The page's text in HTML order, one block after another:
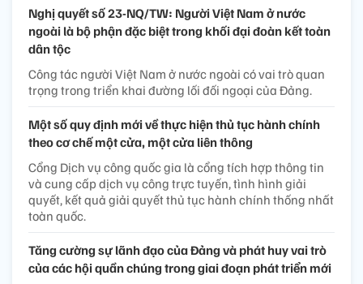
Nghị quyết số 23-NQ/TW: Người Việt Nam ở nước
ngoài là bộ phận đặc biệt trong khối đại đoàn kết toàn
dân tộc
Công tác người Việt Nam ở nước ngoài có vai trò quan
trọng trong triển khai đường lối đối ngoại của Đảng.
Một số quy định mới về thực hiện thủ tục hành chính
theo cơ chế một cửa, một cửa liên thông
Cổng Dịch vụ công quốc gia là cổng tích hợp thông tin
và cung cấp dịch vụ công trực tuyến, tình hình giải
quyết, kết quả giải quyết thủ tục hành chính thống nhất
toàn quốc.
Tăng cường sự lãnh đạo của Đảng và phát huy vai trò
của các hội quần chúng trong giai đoạn phát triển mới